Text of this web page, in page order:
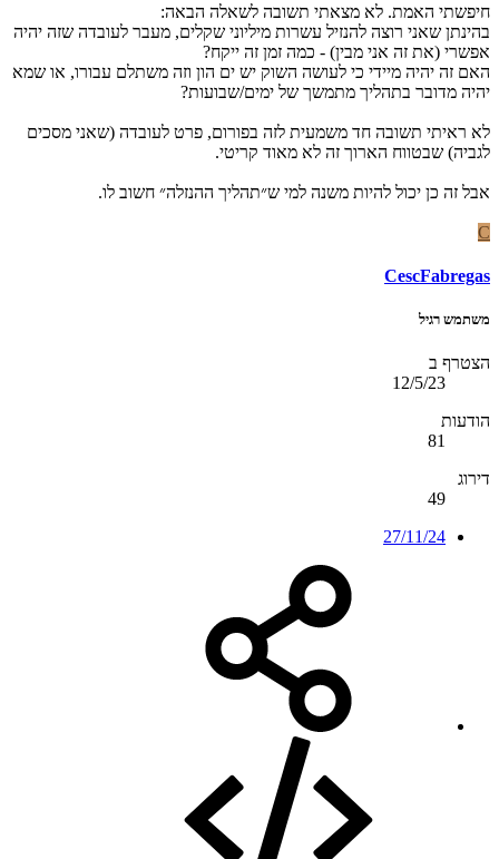
חיפשתי האמת. לא מצאתי תשובה לשאלה הבאה:
בהינתן שאני רוצה להנזיל עשרות מיליוני שקלים, מעבר לעובדה שזה יהיה
אפשרי (את זה אני מבין) - כמה זמן זה ייקח?
האם זה יהיה מיידי כי לעושה השוק יש ים הון וזה משתלם עבורו, או שמא
יהיה מדובר בתהליך מתמשך של ימים/שבועות?
לא ראיתי תשובה חד משמעית לזה בפורום, פרט לעובדה (שאני מסכים
לגביה) שבטווח הארוך זה לא מאוד קריטי.
אבל זה כן יכול להיות משנה למי ש״תהליך ההנזלה״ חשוב לו.
C
CescFabregas
משתמש רגיל
הצטרף ב
12/5/23
הודעות
81
דירוג
49
27/11/24